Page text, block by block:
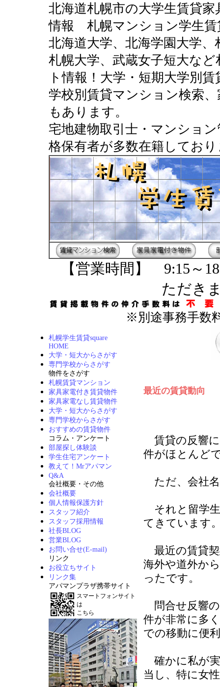
北海道札幌市の大学生賃貸
情報 札幌マンション学生賃
北海道大学、北海学園大学
札幌大学、武蔵女子短大な
ト情報！大学・短期大学別
学校別賃貸マンション検索
もあります。
宅地建物取引士・マンショ
格保有者が多数在籍してお
【営業時間】 9:15～
ただき
※別途事務手数
札幌学生賃貸square
HOME
大学・短大からさがす
専門学校からさがす
物件をさがす
札幌賃貸マンション
家具家電付き賃貸物件
家具家電なし賃貸物件
大学・短大からさがす
専門学校からさがす
おすすめの賃貸物件
コラム・アンケート
部屋探し体験談
学生住宅アンケート
教えて！Mrアパマン
Q&A
会社概要・その他
会社概要
個人情報保護方針
スタッフ紹介
スタッフ採用情報
社長BLOG
営業BLOG
お問い合せ(E-mail)
リンク
お役立ちサイト
リンク集
アパマンプラザ携帯サイト
スマートフォンサイト
は
こちら
最近の賃貸動向
賃貸の反響
件がほとんど
ただ、会社
それと留学
てきています
最近の賃貸
海外や道外か
ったです。
問合せ反響
件が非常に多
での移動に便
確かに私が
当し、特に女